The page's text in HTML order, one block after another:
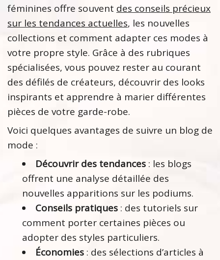
féminines offre souvent des conseils précieux
sur les tendances actuelles, les nouvelles
collections et comment adapter ces modes à
votre propre style. Grâce à des rubriques
spécialisées, vous pouvez rester au courant
des défilés de créateurs, découvrir des looks
inspirants et apprendre à marier différentes
pièces de votre garde-robe.
Voici quelques avantages de suivre un blog de
mode :
Découvrir des tendances : les blogs
offrent une analyse détaillée des
nouvelles apparitions sur les podiums.
Conseils pratiques : des tutoriels sur
comment porter certaines pièces ou
adopter des styles particuliers.
Économies : des sélections d’articles à